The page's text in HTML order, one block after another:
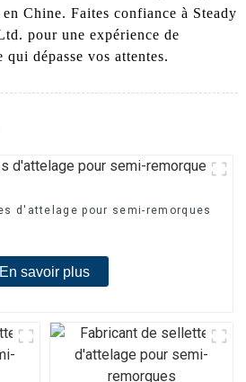
Chine. Faites confiance à Steady
pour une expérience de
dépasse vos attentes.
d'attelage pour semi-remorques
En savoir plus